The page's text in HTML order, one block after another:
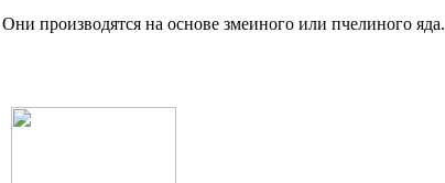
производятся на основе змеиного или пчелиного